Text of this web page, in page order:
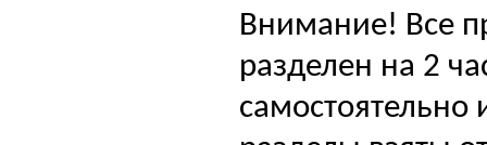
Внимание! Все
разделен на 2
самостоятельно